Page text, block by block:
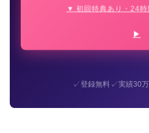
▼ 初回特典あり・24
✓登録無料✓実績30